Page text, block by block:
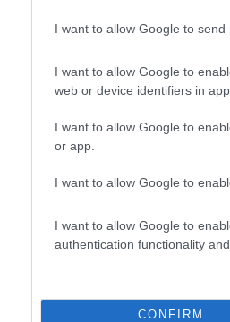
I want to allow Google to
I want to allow Google to
web or device identifiers in
I want to allow Google to
or app.
I want to allow Google to
I want to allow Google to
authentication functionality
CONFIRM
HUMOR